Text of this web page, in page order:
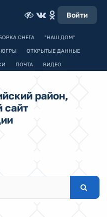
Войти
СНЕГА "НАШ ДОМ"
ЮГРЫ ОТКРЫТЫЕ ДАННЫЕ
ПОЧТА ВИДЕО
район,
сайт